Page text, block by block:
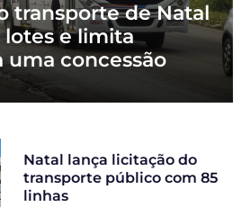
transporte de Natal
e limita
uma concessão
Natal lança licitação do
transporte público com 85
linhas